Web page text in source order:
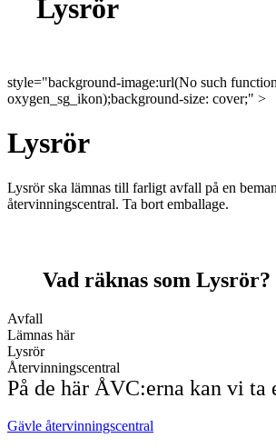
Lysrör
style="background-image:url(No such function
oxygen_sg_ikon);background-size: cover;" >
Lysrör
Lysrör ska lämnas till farligt avfall på en
återvinningscentral. Ta bort emballage.
Vad räknas som Lysrör?
Avfall
Lämnas här
Lysrör
Återvinningscentral
På de här ÅVC:erna kan vi ta
Gävle återvinningscentral